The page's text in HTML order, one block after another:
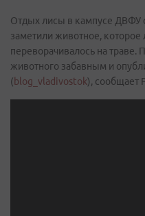
Отдых лисы в кампусе ДВФУ
заметили животное, которое
переворачивалось на траве.
животного забавным и
( blog_vladivostok), сообщает